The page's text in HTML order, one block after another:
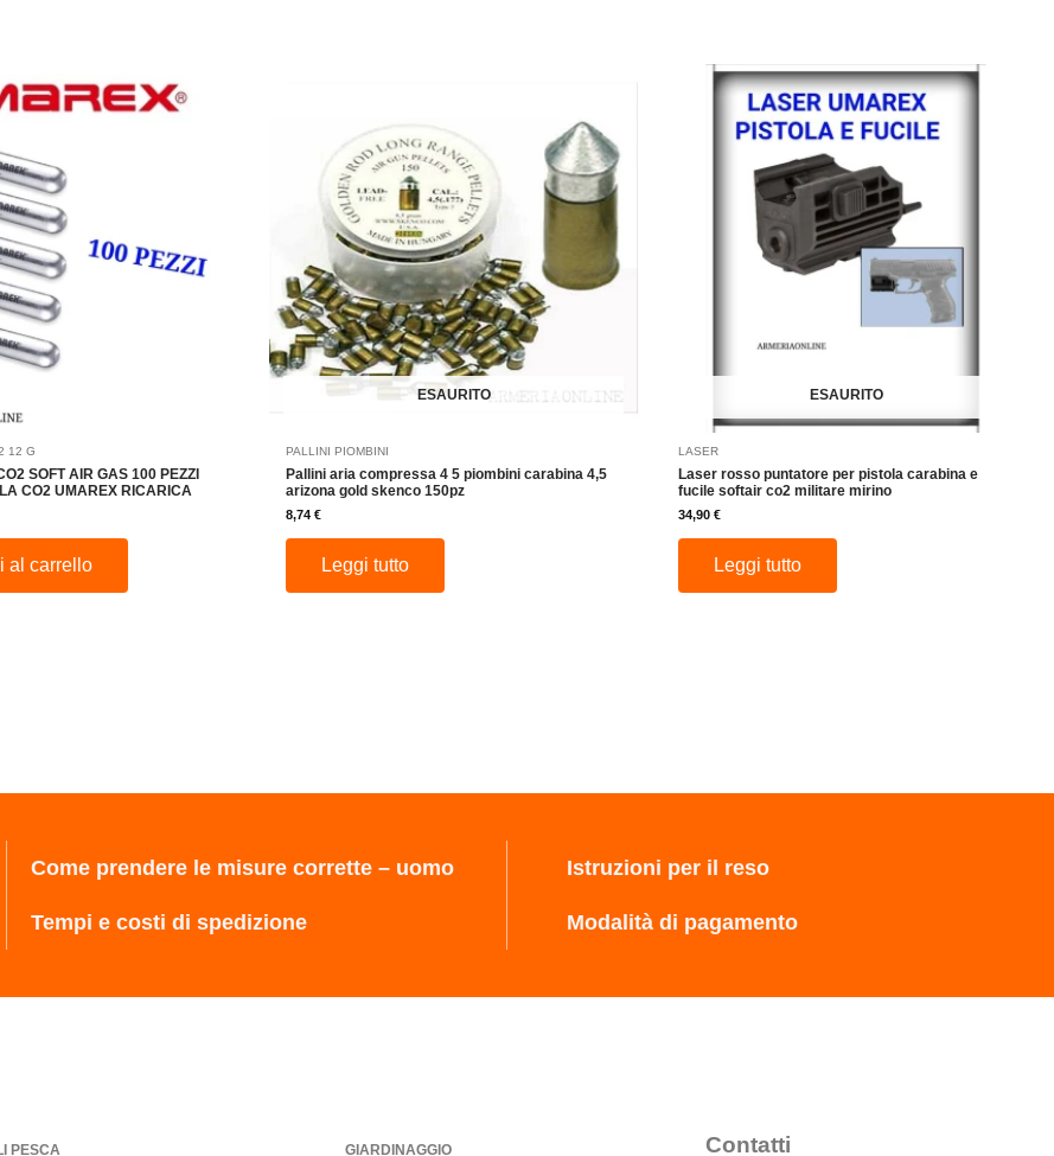
12 G
SOFT AIR GAS 100 PEZZI
CO2 UMAREX RICARICA
al carrello
ESAURITO
PALLINI PIOMBINI
Pallini aria compressa 4 5 piombini carabina 4,5
arizona gold skenco 150pz
8,74€
Leggi tutto
ESAURITO
LASER
Laser rosso puntatore per pistola carabina e
fucile softair co2 militare mirino
34,90€
Leggi tutto
Come prendere le misure corrette – uomo
Tempi e costi di spedizione
Istruzioni per il reso
Modalità di pagamento
PESCA GIARDINAGGIO Contatti